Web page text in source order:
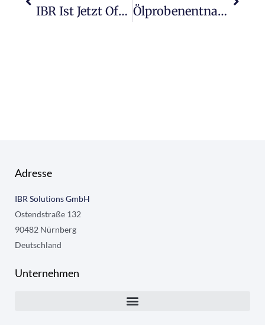
IBR Ist Jetzt Offizieller Vertriebspartner Von ARGO-HYTOS Ölprobenentnahmegerät Von IBR Solutions
Adresse
IBR Solutions GmbH
Ostendstraße 132
90482 Nürnberg
Deutschland
Unternehmen